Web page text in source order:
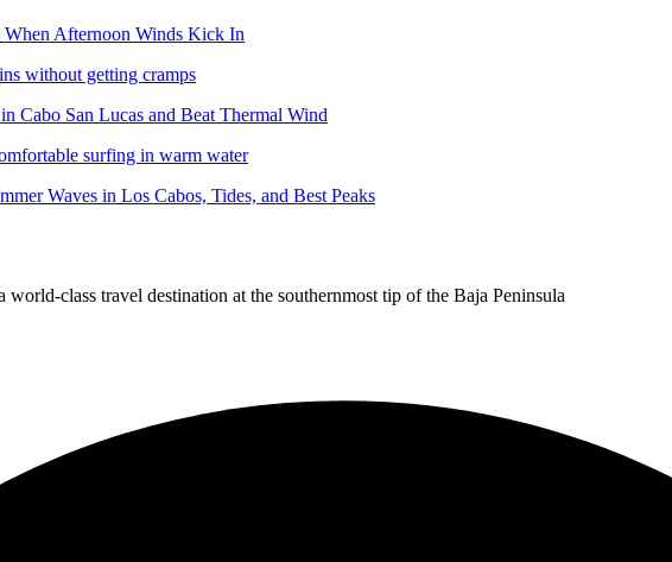
Afternoon Winds Kick In
without getting cramps
Cabo San Lucas and Beat Thermal Wind
surfing in warm water
Waves in Los Cabos, Tides, and Best Peaks
class travel destination at the southernmost tip of the Baja Peninsula